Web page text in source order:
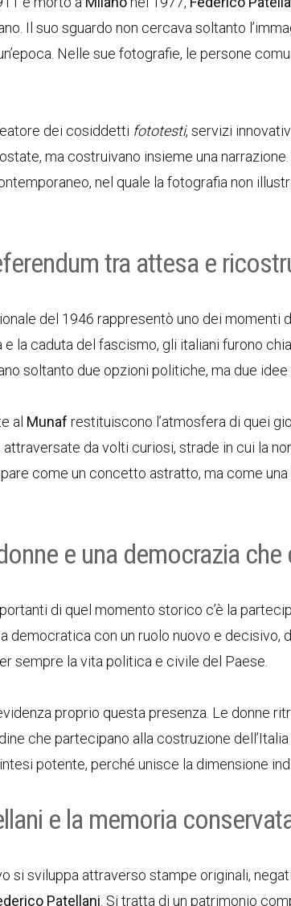
Il suo sguardo non cercava soltanto
Nelle sue fotografie, le persone
dei cosiddetti fototesti, servizi
ma costruivano insieme una
nel quale la fotografia non
tra attesa e
del 1946 rappresentò uno dei momenti
e la caduta del fascismo, gli italiani furono
soltanto due opzioni politiche, ma due
al Munaf restituiscono l’atmosfera di quei
da volti curiosi, strade in cui la
come un concetto astratto, ma come
e una democrazia
di quel momento storico c’è la
democratica con un ruolo nuovo e decisivo,
sempre la vita politica e civile del Paese.
proprio questa presenza. Le donne
che partecipano alla costruzione
potente, perché unisce la dimensione
e la memoria
si sviluppa attraverso stampe originali,
Patellani . Si tratta di un patrimonio